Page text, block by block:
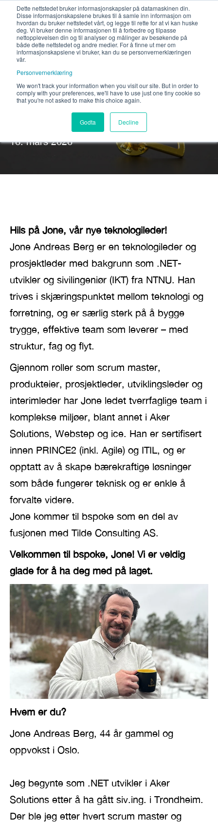
Dette nettstedet bruker informasjonskapsler på datamaskinen din.
Disse informasjonskapslene brukes til å samle inn informasjon om
hvordan du bruker nettstedet vårt, og legge til rette for at vi kan huske
deg. Vi bruker denne informasjonen til å forbedre og tilpasse
nettopplevelsen din og til analyser og målinger av besøkende på
både dette nettstedet og andre medier. For å finne ut mer om
informasjonskapslene vi bruker, kan du se personvernerklæringen
vår.
Personvernerklæring
We won't track your information when you visit our site. But in order to
comply with your preferences, we'll have to use just one tiny cookie so
that you're not asked to make this choice again.
Godta Decline
Velkommen Jone
bspoke
16. mars 2026
Hils på Jone, vår nye teknologileder!
Jone Andreas Berg er en teknologileder og
prosjektleder med bakgrunn som .NET-
utvikler og sivilingeniør (IKT) fra NTNU. Han
trives i skjæringspunktet mellom teknologi og
forretning, og er særlig sterk på å bygge
trygge, effektive team som leverer – med
struktur, fag og flyt.
Gjennom roller som scrum master,
produkteier, prosjektleder, utviklingsleder og
interimleder har Jone ledet tverrfaglige team i
komplekse miljøer, blant annet i Aker
Solutions, Webstep og ice. Han er sertifisert
innen PRINCE2 (inkl. Agile) og ITIL, og er
opptatt av å skape bærekraftige løsninger
som både fungerer teknisk og er enkle å
forvalte videre.
Jone kommer til bspoke som en del av
fusjonen med Tilde Consulting AS.
Velkommen til bspoke, Jone! Vi er veldig
glade for å ha deg med på laget.
Hvem er du?
Jone Andreas Berg, 44 år gammel og
oppvokst i Oslo.
Jeg begynte som .NET utvikler i Aker
Solutions etter å ha gått siv.ing. i Trondheim.
Der ble jeg etter hvert scrum master og